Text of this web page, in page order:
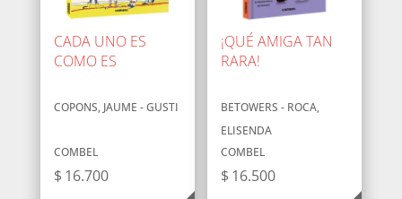
CADA UNO ES
COMO ES
COPONS, JAUME - GUSTI
COMBEL
$ 16.700
¡QUÉ AMIGA TAN
RARA!
BETOWERS - ROCA,
ELISENDA
COMBEL
$ 16.500